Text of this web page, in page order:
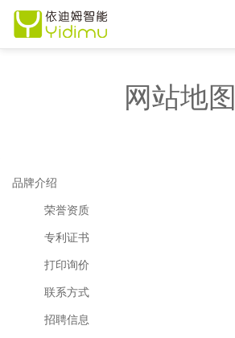
网站地图
品牌介绍
荣誉资质
专利证书
打印询价
联系方式
招聘信息